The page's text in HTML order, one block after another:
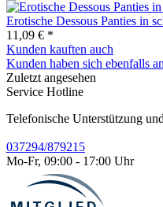
Erotische Dessous Panties in
11,09 € *
Kunden kauften auch
Kunden haben sich ebenfalls
Zuletzt angesehen
Service Hotline
Telefonische Unterstützung
037294/879215
Mo-Fr, 09:00 - 17:00 Uhr